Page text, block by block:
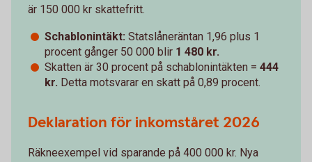
är 150 000 kr skattefritt.
Schablonintäkt: Statslåneräntan 1,96 plus 1
procent gånger 50 000 blir 1 480 kr.
Skatten är 30 procent på schablonintäkten = 444
kr. Detta motsvarar en skatt på 0,89 procent.
Deklaration för inkomståret 2026
Räkneexempel vid sparande på 400 000 kr. Nya